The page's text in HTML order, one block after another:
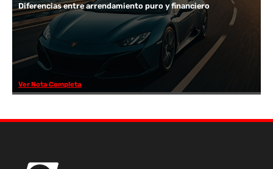
Diferencias entre arrendamiento puro y financiero
Ver Nota Completa